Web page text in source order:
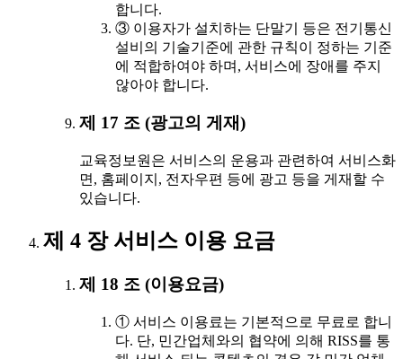
합니다.
③ 이용자가 설치하는 단말기 등은 전기통신
설비의 기술기준에 관한 규칙이 정하는 기준
에 적합하여야 하며, 서비스에 장애를 주지
않아야 합니다.
제 17 조 (광고의 게재)
교육정보원은 서비스의 운용과 관련하여 서비스화
면, 홈페이지, 전자우편 등에 광고 등을 게재할 수
있습니다.
제 4 장 서비스 이용 요금
제 18 조 (이용요금)
① 서비스 이용료는 기본적으로 무료로 합니
다. 단, 민간업체와의 협약에 의해 RISS를 통